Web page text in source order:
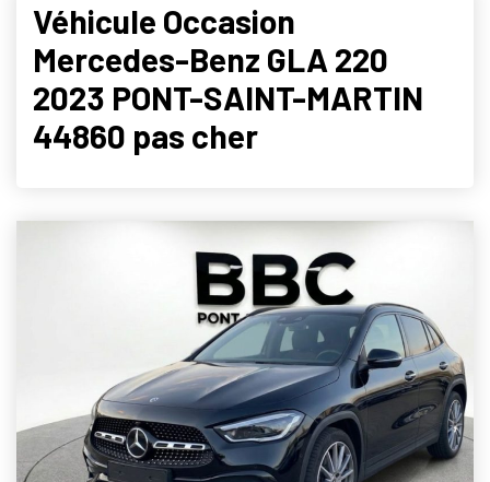
Véhicule Occasion
Mercedes-Benz GLA 220
2023 PONT-SAINT-MARTIN
44860 pas cher